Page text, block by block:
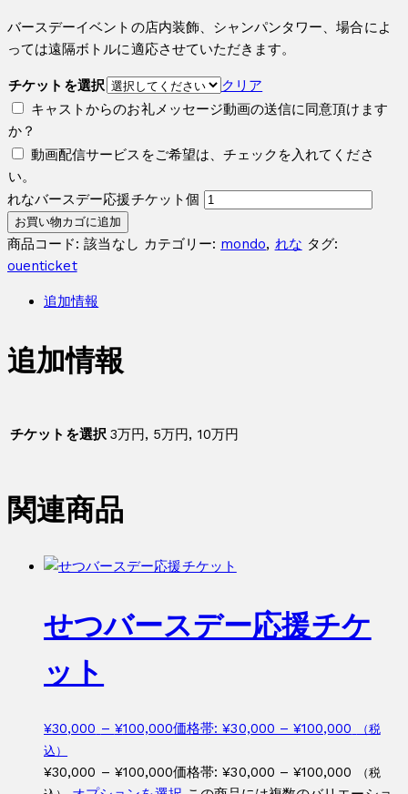
バースデーイベントの店内装飾、シャンパンタワー、場合によ
っては遠隔ボトルに適応させていただきます。
チケットを選択
クリア
キャストからのお礼メッセージ動画の送信に同意頂けます
か？
動画配信サービスをご希望は、チェックを入れてくださ
い。
れなバースデー応援チケット個
お買い物カゴに追加
商品コード:該当なし カテゴリー: mondo, れな タグ:
ouenticket
追加情報
追加情報
チケットを選択 3万円, 5万円, 10万円
関連商品
せつバースデー応援チケ
ット
¥30,000 – ¥100,000価格帯: ¥30,000 – ¥100,000
（税
込）
¥30,000 – ¥100,000価格帯: ¥30,000 – ¥100,000
（税